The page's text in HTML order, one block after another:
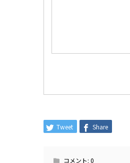
Tweet Share
コメント: 0